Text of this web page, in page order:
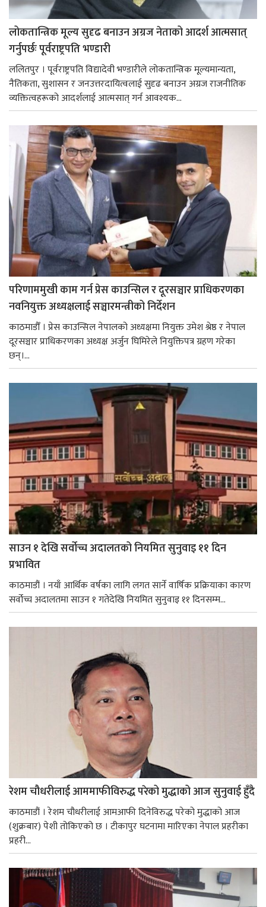
लोकतान्त्रिक मूल्य सुदृढ बनाउन अग्रज नेताको आदर्श आत्मसात्
गर्नुपर्छः पूर्वराष्ट्रपति भण्डारी
ललितपुर । पूर्वराष्ट्रपति विद्यादेवी भण्डारीले लोकतान्त्रिक मूल्यमान्यता,
नैतिकता, सुशासन र जनउत्तरदायित्वलाई सुदृढ बनाउन अग्रज राजनीतिक
व्यक्तित्वहरूको आदर्शलाई आत्मसात् गर्न आवश्यक...
परिणाममुखी काम गर्न प्रेस काउन्सिल र दूरसञ्चार प्राधिकरणका
नवनियुक्त अध्यक्षलाई सञ्चारमन्त्रीको निर्देशन
काठमाडौँ । प्रेस काउन्सिल नेपालको अध्यक्षमा नियुक्त उमेश श्रेष्ठ र नेपाल
दूरसञ्चार प्राधिकरणका अध्यक्ष अर्जुन घिमिरेले नियुक्तिपत्र ग्रहण गरेका
छन्।...
साउन १ देखि सर्वोच्च अदालतको नियमित सुनुवाइ ११ दिन
प्रभावित
काठमाडौं । नयाँ आर्थिक वर्षका लागि लगत सार्ने वार्षिक प्रक्रियाका कारण
सर्वोच्च अदालतमा साउन १ गतेदेखि नियमित सुनुवाइ ११ दिनसम्म...
रेशम चौधरीलाई आममाफीविरुद्ध परेको मुद्धाको आज सुनुवाई हुँदै
काठमाडौं । रेशम चौधरीलाई आमआफी दिनेविरुद्ध परेको मुद्धाको आज
(शुक्रबार) पेशी तोकिएको छ । टीकापुर घटनामा मारिएका नेपाल प्रहरीका
प्रहरी...